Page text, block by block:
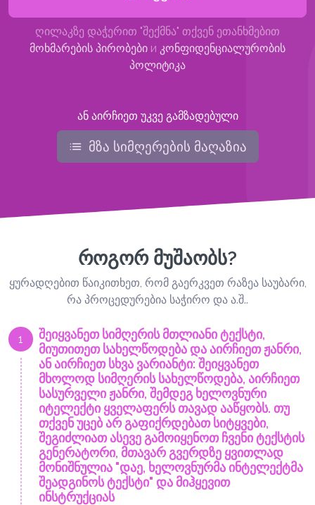
ღილაკზე დაჭერით "შექმნა" თქვენ ეთანხმებით
მოხმარების პირობები и კონფიდენციალურობის
პოლიტიკა
ან აირჩიეთ უკვე გამზადებული
მზა სიმღერების მაღაზია
როგორ მუშაობს?
ყურადღებით წაიკითხეთ, რომ გაერკვეთ რაზეა საუბარი,
რა პროცედურებია საჭირო და ა.შ..
1
შეიყვანეთ სიმღერის მთლიანი ტექსტი,
მიუთითეთ სახელწოდება და აირჩიეთ ჟანრი,
ან აირჩიეთ სხვა ვარიანტი: შეიყვანეთ
მხოლოდ სიმღერის სახელწოდება, აირჩიეთ
სასურველი ჟანრი, შემდეგ ხელოვნური
იტელექტი ყველაფერს თავად ააწყობს. თუ
თქვენ უცებ არ გაფიქრდებათ სიტყვები,
შეგიძლიათ ასევე გამოიყენოთ ჩვენი ტექსტის
გენერატორი, მთავარ გვერდზე ყვითლად
მონიშნულია "დაე, ხელოვნურმა ინტელექტმა
შეადგინოს ტექსტი" და მიჰყევით
ინსტრუქციას